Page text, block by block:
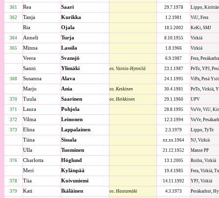
361 Rea Saari 29.7.1978 Lippo,
362 Tanja Kurikka 1.2.1981 ViU, Fera
Ria Ojala 18.5.2002 KeKi, SMJ
364 Anneli Turja 8.10.1955 Virkiä
365 Minna Lassila 1.8.1966 Virkiä
Veera Svansjö 6.9.1987 Fera,
Sanni Ylimäki os. Vainio-Hynnilä 23.1.1987 PeTo, YPJ,
368 Susanna Alava 24.1.1995 ViPa, Pesä
Marjo Ania os. Keskinen 30.4.1981 PeTo, Virkiä,
370 Tuula Saarinen os. Heikkinen 29.1.1960 UPV
371 Laura Pohjola 28.8.1995 VuVe, ViU,
372 Vilma Leinonen 12.3.1994 VuVe,
373 Elina Lappalainen 2.3.1979 Lippo, TyTe
Tiina Sissala xx.xx.1964 NJ, Virkiä
Ulla Tuominen 21.12.1952 Manse PP
376 Charlotta Höglund 13.1.2005 Roihu, Virkiä
Meri Kylänpää 19.4.1985 Fera, Virkiä,
378 Tiia Koivuniemi 14.11.1992 YPJ, Virkiä
379 Kati Ikäläinen os. Hautamäki 4.3.1973 Pesäkarhut,